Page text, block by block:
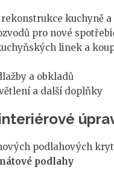
kuchyně
pro nové
linek a
a obkladů
a další doplňky
podlahových
podlahy